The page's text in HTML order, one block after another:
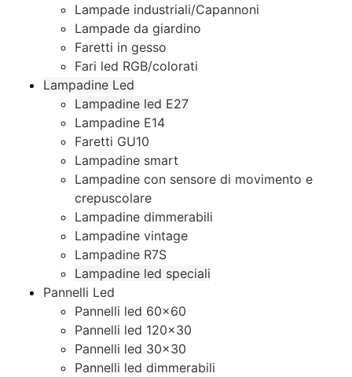
Lampade industriali/Capannoni
Lampade da giardino
Faretti in gesso
Fari led RGB/colorati
Lampadine Led
Lampadine led E27
Lampadine E14
Faretti GU10
Lampadine smart
Lampadine con sensore di movimento e
crepuscolare
Lampadine dimmerabili
Lampadine vintage
Lampadine R7S
Lampadine led speciali
Pannelli Led
Pannelli led 60×60
Pannelli led 120×30
Pannelli led 30×30
Pannelli led dimmerabili